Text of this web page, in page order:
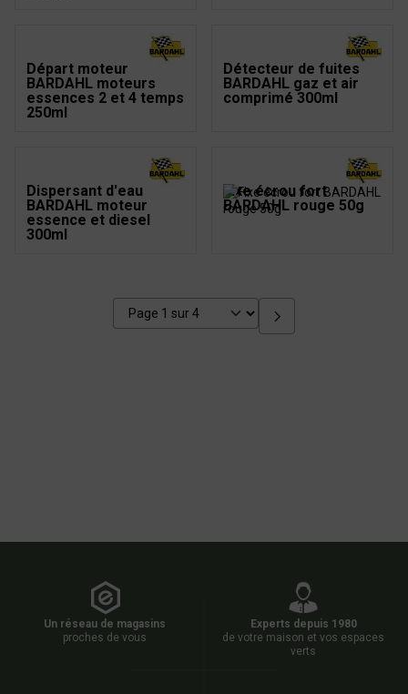
Départ moteur
BARDAHL moteurs
essences 2 et 4 temps
250ml
Détecteur de fuites
BARDAHL gaz et air
comprimé 300ml
Dispersant d'eau
BARDAHL moteur
essence et diesel
300ml
Fixe écrou fort
BARDAHL rouge 50g
Un réseau de magasins
proches de vous
Experts depuis 1980
de votre maison et vos espaces
verts